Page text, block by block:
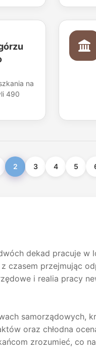
na
490
2 3 4 5
dekad pracuje w
czasem przejmując
i realia pracy
samorządowych,
oraz chłodna
zrozumieć, co